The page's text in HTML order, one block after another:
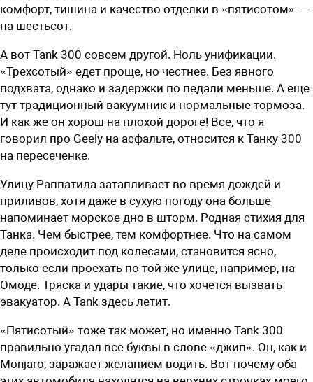
комфорт, тишина и качество отделки в ­«пятисотом» —
на шестьсот.
А вот Tank 300 совсем другой. Ноль унификации.
«Трехсотый» едет проще, но честнее. Без явного
подхвата, однако и задержки по педали меньше. А еще
тут традиционный вакуумник и нормальные тормоза.
И как же он хорош на плохой дороге! Все, что я
говорил про Geely на асфальте, относится к Танку 300
на пересеченке.
Улицу Раппатила затапливает во время дождей и
приливов, хотя даже в сухую погоду она больше
напоминает морское дно в шторм. Родная стихия для
Танка. Чем быстрее, тем комфортнее. Что на самом
деле происходит под колесами, становится ясно,
только если проехать по той же улице, например, на
Омоде. ­Тряска и удары такие, что хочется выз­вать
эвакуатор. А Tank здесь летит.
«Пятисотый» тоже так может, но именно Tank 300
правильно угадал все буквы в слове «джип». Он, как и
Monjaro, заражает желанием водить. Вот почему оба